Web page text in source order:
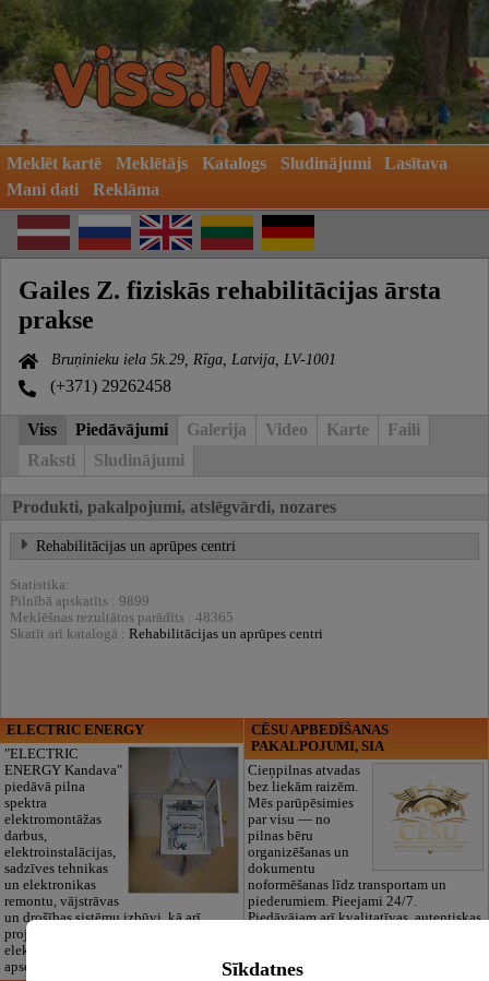
Meklēt kartē Meklētājs Katalogs Sludinājumi
Lasītava
Mani dati
Reklāma
Gailes Z. fiziskās rehabilitācijas ārsta
prakse
Bruņinieku iela 5k.29, Rīga, Latvija, LV-1001
(+371) 29262458
Viss Piedāvājumi Galerija Video Karte
Faili
Raksti
Sludinājumi
Produkti, pakalpojumi, atslēgvārdi, nozares
Rehabilitācijas un aprūpes centri
Statistika:
Pilnībā apskatīts : 9899
Meklēšnas rezultātos parādīts : 48365
Skatīt arī katalogā : Rehabilitācijas un aprūpes centri
ELECTRIC ENERGY
"ELECTRIC
ENERGY Kandava"
piedāvā pilna
spektra
elektromontāžas
darbus,
elektroinstalācijas,
sadzīves tehnikas
un elektronikas
remontu, vājstrāvas
un drošības sistēmu izbūvi, kā arī
projektēšanu, mērījumus un
elektrosaimniecības drošības riskus
apsekošanu.
CĒSU APBEDĪŠANAS
PAKALPOJUMI, SIA
Cieņpilnas atvadas
bez liekām raizēm.
Mēs parūpēsimies
par visu — no
pilnas bēru
organizēšanas un
dokumentu
noformēšanas līdz transportam un
piederumiem. Pieejami 24/7.
Piedāvājam arī kvalitatīvas, autentiskas
Sīkdatnes